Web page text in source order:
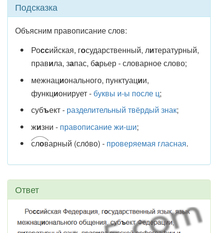
Подсказка
Объясним правописание слов:
Российская, государственный, литературный,
правила, запас, барьер - словарное слово;
межнационального, пунктуации,
функционирует - буквы и-ы после ц;
субъект - разделительный твёрдый знак;
жизни - правописание жи-ши;
словарный (сло́во) - проверяемая гласная.
Ответ